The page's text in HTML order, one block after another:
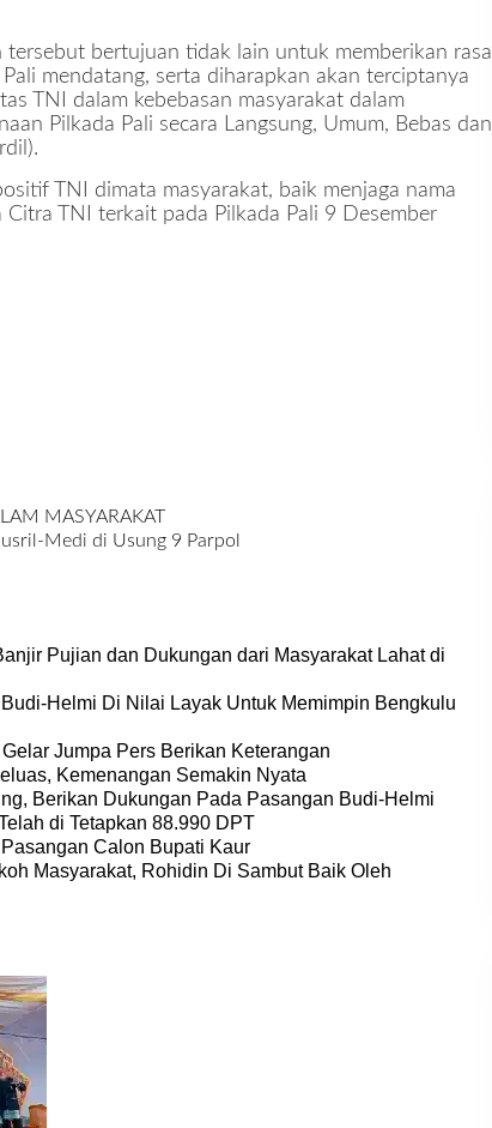
tersebut bertujuan tidak lain untuk memberikan rasa
mendatang, serta diharapkan akan terciptanya
TNI dalam kebebasan masyarakat dalam
Pilkada Pali secara Langsung, Umum, Bebas dan
TNI dimata masyarakat, baik menjaga nama
TNI terkait pada Pilkada Pali 9 Desember
MASYARAKAT
Medi di Usung 9 Parpol
Pujian dan Dukungan dari Masyarakat Lahat di
Helmi Di Nilai Layak Untuk Memimpin Bengkulu
Jumpa Pers Berikan Keterangan
Kemenangan Semakin Nyata
Berikan Dukungan Pada Pasangan Budi-Helmi
di Tetapkan 88.990 DPT
Calon Bupati Kaur
Masyarakat, Rohidin Di Sambut Baik Oleh